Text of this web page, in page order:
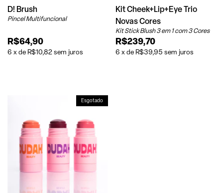
D! Brush
Pincel Multifuncional
R$64,90
6 xde R$10,82sem juros
Kit Cheek+Lip+Eye Trio
Novas Cores
Kit Stick Blush 3 em 1 com 3 Cores
R$239,70
6 xde R$39,95 sem juros
Esgotado